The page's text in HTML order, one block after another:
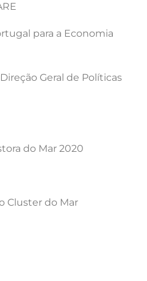
para a Economia
Geral de Políticas
do Mar 2020
Cluster do Mar